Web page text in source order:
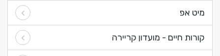
מיט אפ
קורות חיים - מועדון קריירה